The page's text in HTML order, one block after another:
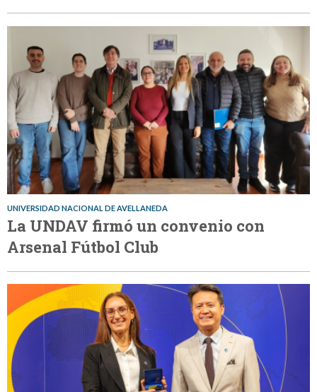
UNIVERSIDAD NACIONAL DE AVELLANEDA
La UNDAV firmó un convenio con
Arsenal Fútbol Club